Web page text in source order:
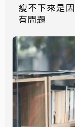
瘦不下來是
有問題